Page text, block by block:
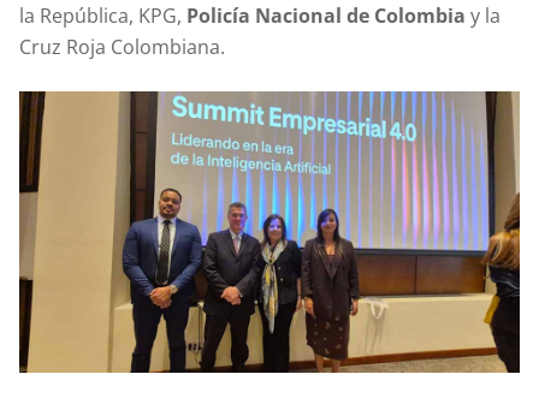
la República, KPG, Policía Nacional de Colombia y la
Cruz Roja Colombiana.